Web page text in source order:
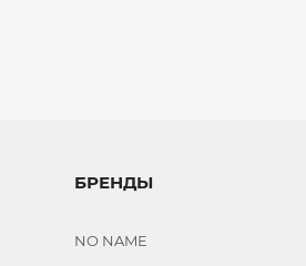
БРЕНДЫ
NO NAME